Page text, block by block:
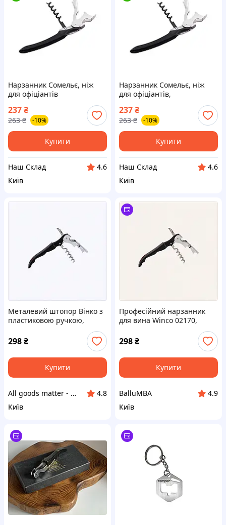
Нарзанник Сомельє, ніж
для офіціантів
237₴
263 ₴ -10%
Купити
Наш Склад
4.6
Київ
Нарзанник Сомельє, ніж
для офіціантів,
237₴
263 ₴ -10%
Купити
Наш Склад
4.6
Київ
Металевий штопор Вінко з
пластиковою ручкою,
298₴
Купити
All goods matter - актуальные товары на каждый день
4.8
Київ
Професійний нарзанник
для вина Winco 02170,
298₴
Купити
BalluMBA
4.9
Київ